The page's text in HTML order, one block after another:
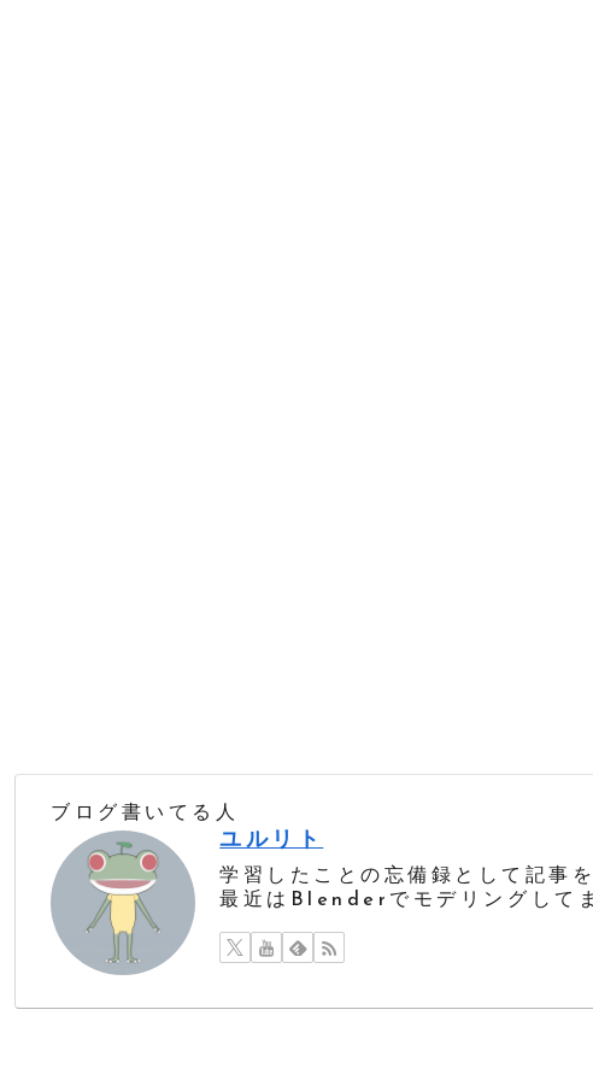
ブログ書いてる人
ユルリト
学習したことの忘備録として記事
最近はBlenderでモデリングして